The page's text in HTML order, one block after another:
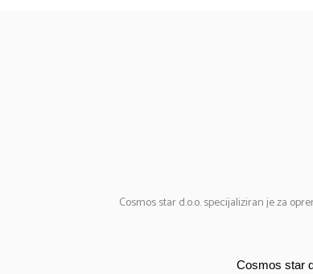
Cosmosstar d.o.o. specijaliziran je za
Cosmos star